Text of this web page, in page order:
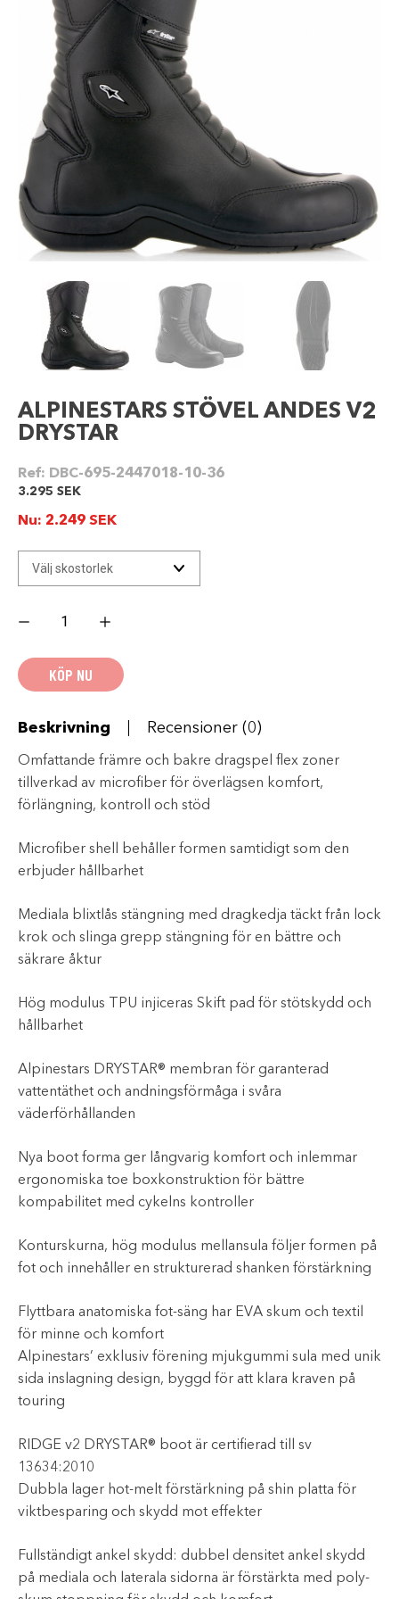
ALPINESTARS STÖVEL ANDES V2
DRYSTAR
Ref: DBC-695-2447018-10-36
3.295 SEK
Nu: 2.249 SEK
STÖVEL
DRYSTAR
mängd
KÖP NU
Beskrivning Recensioner (0)
Omfattande främre och bakre dragspel flex zoner
tillverkad av microfiber för överlägsen komfort,
förlängning, kontroll och stöd
Microfiber shell behåller formen samtidigt som den
erbjuder hållbarhet
Mediala blixtlås stängning med dragkedja täckt från lock
krok och slinga grepp stängning för en bättre och
säkrare åktur
Hög modulus TPU injiceras Skift pad för stötskydd och
hållbarhet
Alpinestars DRYSTAR® membran för garanterad
vattentäthet och andningsförmåga i svåra
väderförhållanden
Nya boot forma ger långvarig komfort och inlemmar
ergonomiska toe boxkonstruktion för bättre
kompabilitet med cykelns kontroller
Konturskurna, hög modulus mellansula följer formen på
fot och innehåller en strukturerad shanken förstärkning
Flyttbara anatomiska fot-säng har EVA skum och textil
för minne och komfort
Alpinestars’ exklusiv förening mjukgummi sula med unik
sida inslagning design, byggd för att klara kraven på
touring
RIDGE v2 DRYSTAR® boot är certifierad till sv
13634:2010
Dubbla lager hot-melt förstärkning på shin platta för
viktbesparing och skydd mot effekter
Fullständigt ankel skydd: dubbel densitet ankel skydd
på mediala och laterala sidorna är förstärkta med poly-